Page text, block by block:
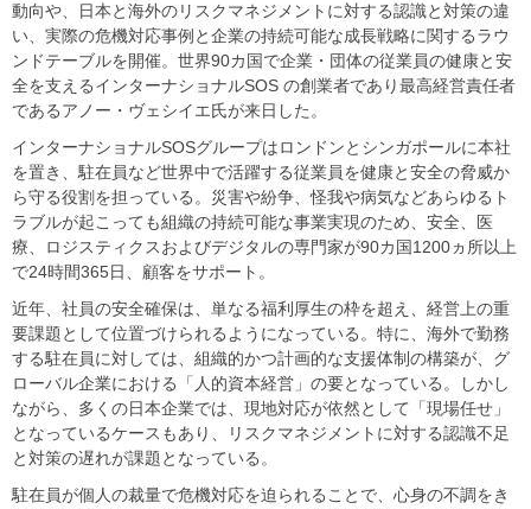
動向や、日本と海外のリスクマネジメントに対する認識と対策の違
い、実際の危機対応事例と企業の持続可能な成長戦略に関するラウ
ンドテーブルを開催。世界90カ国で企業・団体の従業員の健康と安
全を支えるインターナショナルSOS の創業者であり最高経営責任者
であるアノー・ヴェシイエ氏が来日した。
インターナショナルSOSグループはロンドンとシンガポールに本社
を置き、駐在員など世界中で活躍する従業員を健康と安全の脅威か
ら守る役割を担っている。災害や紛争、怪我や病気などあらゆるト
ラブルが起こっても組織の持続可能な事業実現のため、安全、医
療、ロジスティクスおよびデジタルの専門家が90カ国1200ヵ所以上
で24時間365日、顧客をサポート。
近年、社員の安全確保は、単なる福利厚生の枠を超え、経営上の重
要課題として位置づけられるようになっている。特に、海外で勤務
する駐在員に対しては、組織的かつ計画的な支援体制の構築が、グ
ローバル企業における「人的資本経営」の要となっている。しかし
ながら、多くの日本企業では、現地対応が依然として「現場任せ」
となっているケースもあり、リスクマネジメントに対する認識不足
と対策の遅れが課題となっている。
駐在員が個人の裁量で危機対応を迫られることで、心身の不調をき